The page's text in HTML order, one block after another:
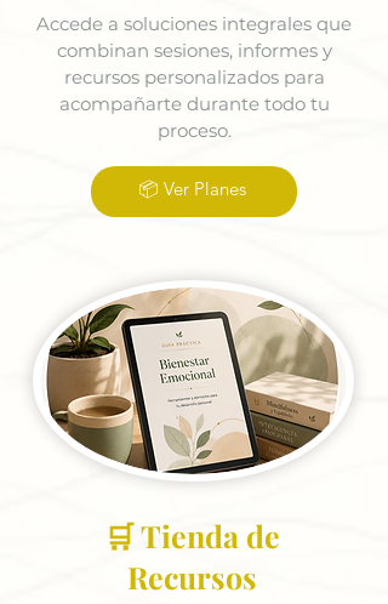
Accede a soluciones integrales que
combinan sesiones, informes y
recursos personalizados para
acompañarte durante todo tu
proceso.
📦 Ver Planes
🛒 Tienda de
Recursos